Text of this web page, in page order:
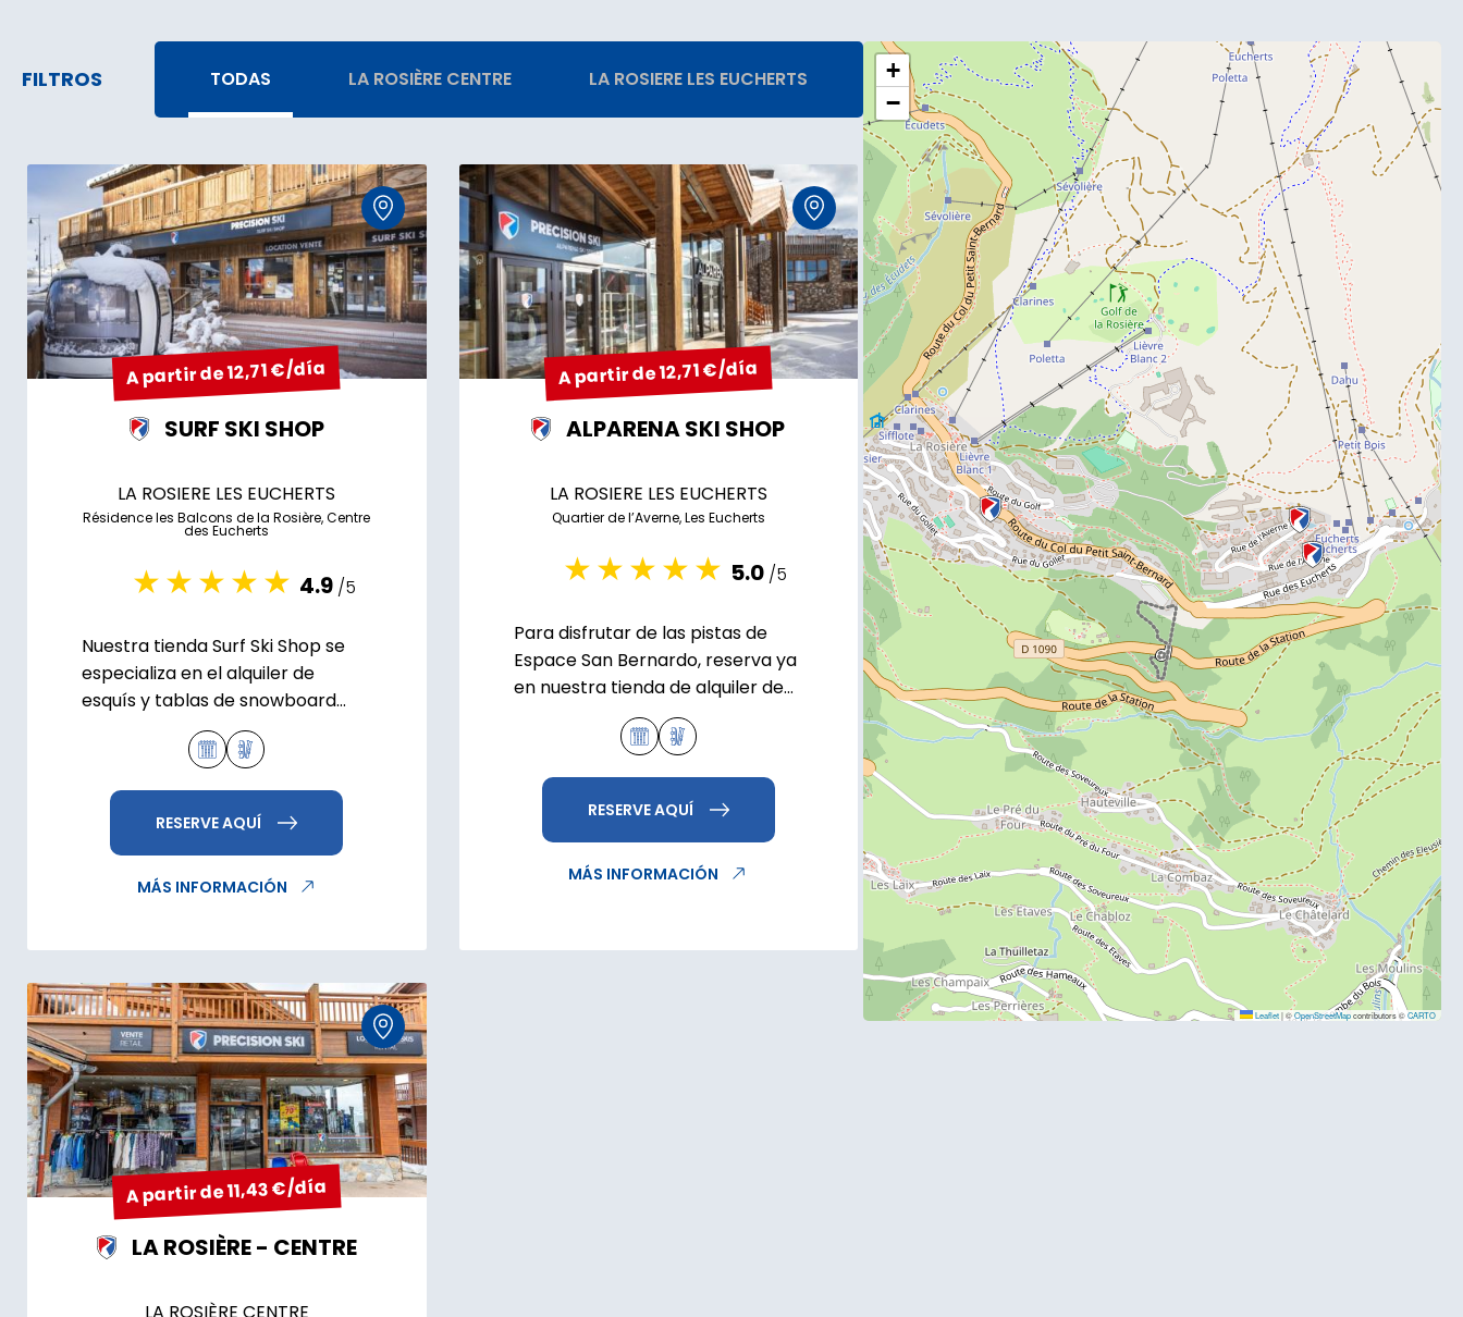
FILTROS TODAS LA ROSIÈRE CENTRE LA ROSIERE LES EUCHERTS
A partir de 12,71 €/día
SURF SKI SHOP
LA ROSIERE LES EUCHERTS
Résidence les Balcons de la Rosière, Centre
des Eucherts
4.9 /5
Nuestra tienda Surf Ski Shop se
especializa en el alquiler de
esquís y tablas de snowboard
para disfrutar de la zona de San
RESERVE AQUÍ
MÁS INFORMACIÓN
A partir de 12,71 €/día
ALPARENA SKI SHOP
LA ROSIERE LES EUCHERTS
Quartier de l’Averne, Les Eucherts
5.0 /5
Para disfrutar de las pistas de
Espace San Bernardo, reserva ya
en nuestra tienda de alquiler de
esquís Alparena Ski Shop.
RESERVE AQUÍ
MÁS INFORMACIÓN
A partir de 11,43 €/día
LA ROSIÈRE - CENTRE
+
−
Leaflet|©OpenStreetMapcontributors ©CARTO